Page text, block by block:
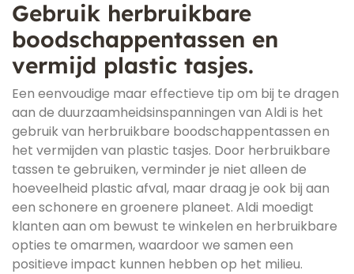
Gebruik herbruikbare
boodschappentassen en
vermijd plastic tasjes.
Een eenvoudige maar effectieve tip om bij te dragen
aan de duurzaamheidsinspanningen van Aldi is het
gebruik van herbruikbare boodschappentassen en
het vermijden van plastic tasjes. Door herbruikbare
tassen te gebruiken, verminder je niet alleen de
hoeveelheid plastic afval, maar draag je ook bij aan
een schonere en groenere planeet. Aldi moedigt
klanten aan om bewust te winkelen en herbruikbare
opties te omarmen, waardoor we samen een
positieve impact kunnen hebben op het milieu.